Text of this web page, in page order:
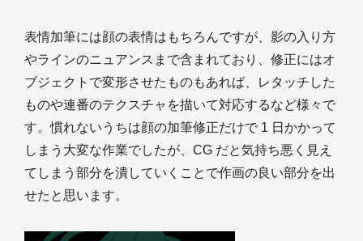
表情加筆には顔の表情はもちろんですが、影の入り方
やラインのニュアンスまで含まれており、修正にはオ
ブジェクトで変形させたものもあれば、レタッチした
ものや連番のテクスチャを描いて対応するなど様々で
す。慣れないうちは顔の加筆修正だけで 1 日かかって
しまう大変な作業でしたが、CG だと気持ち悪く見え
てしまう部分を潰していくことで作画の良い部分を出
せたと思います。